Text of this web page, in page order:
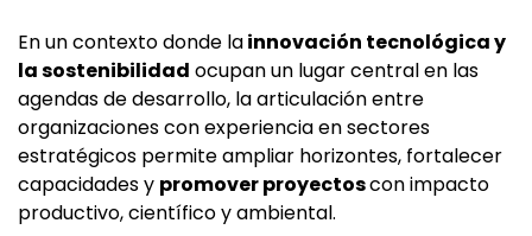
En un contexto donde lainnovación tecnológica y
la sostenibilidad ocupan un lugar central en las
agendas de desarrollo, la articulación entre
organizaciones con experiencia en sectores
estratégicos permite ampliar horizontes, fortalecer
capacidades y promover proyectoscon impacto
productivo, científico y ambiental.